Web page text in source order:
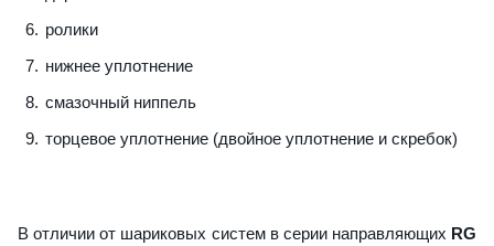
ролики
нижнее уплотнение
смазочный ниппель
торцевое уплотнение (двойное уплотнение и скребок)
В отличии от шариковых систем в серии направляющих RG